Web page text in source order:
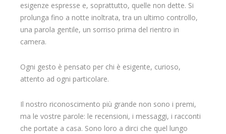
esigenze espresse e, soprattutto, quelle non dette. Si
prolunga fino a notte inoltrata, tra un ultimo controllo,
una parola gentile, un sorriso prima del rientro in
camera.
Ogni gesto è pensato per chi è esigente, curioso,
attento ad ogni particolare.
Il nostro riconoscimento più grande non sono i premi,
ma le vostre parole: le recensioni, i messaggi, i racconti
che portate a casa. Sono loro a dirci che quel lungo